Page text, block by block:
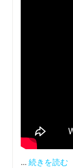
... 続きを読む